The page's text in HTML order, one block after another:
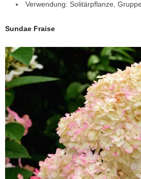
Verwendung: Solitärpflanze,
Sundae Fraise